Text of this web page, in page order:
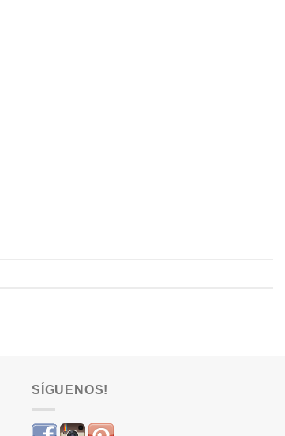
SÍGUENOS!